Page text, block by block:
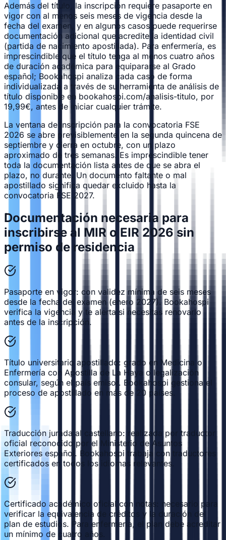
Además del título, la inscripción requiere pasaporte en
vigor con al menos seis meses de vigencia desde la
fecha del examen, y en algunos casos puede requerirse
documentación adicional que acredite la identidad civil
(partida de nacimiento apostillada). Para enfermería, es
imprescindible que el título tenga al menos cuatro años
de duración académica para equipararse al Grado
español; Bookahospi analiza cada caso de forma
individualizada a través de su herramienta de análisis de
título disponible en bookahospi.com/analisis-titulo, por
19,99€, antes de iniciar cualquier trámite.
La ventana de inscripción para la convocatoria FSE
2026 se abre previsiblemente en la segunda quincena de
septiembre y cierra en octubre, con un plazo
aproximado de tres semanas. Es imprescindible tener
toda la documentación lista antes de que se abra el
plazo, no durante. Un documento faltante o mal
apostillado significa quedar excluido hasta la
convocatoria FSE 2027.
Documentación necesaria para
inscribirse al MIR o EIR 2026 sin
permiso de residencia
Pasaporte en vigor: con validez mínima de seis meses
desde la fecha del examen (enero 2027). Bookahospi
verifica la vigencia y te alerta si necesitas renovarlo
antes de la inscripción.
Título universitario apostillado: grado en Medicina o
Enfermería con Apostilla de La Haya o legalización
consular, según el país emisor. Bookahospi gestiona el
proceso de apostillado en más de 20 países.
Traducción jurada al castellano: realizada por traductor
oficial reconocido por el Ministerio de Asuntos
Exteriores español. Bookahospi trabaja con traductores
certificados en todos los idiomas relevantes.
Certificado académico oficial con notas: necesario para
verificar la equivalencia de créditos y la duración del
plan de estudios. Para enfermería, el plan debe acreditar
un mínimo de cuatro años.